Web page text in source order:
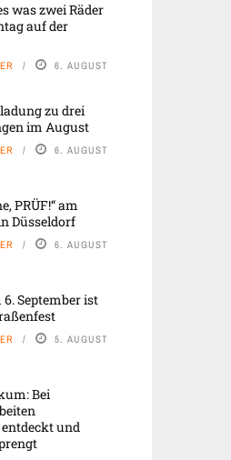
was zwei Räder
auf der
6. AUGUST
zu drei
im August
6. AUGUST
PRÜF!“ am
Düsseldorf
6. AUGUST
September ist
5. AUGUST
Bei
und